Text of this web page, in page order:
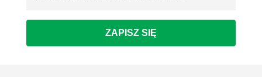
ZAPISZ SIĘ